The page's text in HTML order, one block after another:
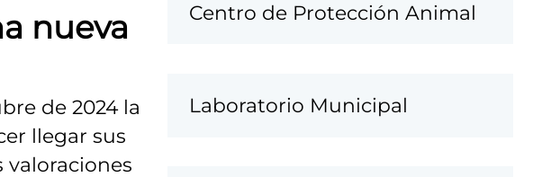
nueva
de 2024 la
llegar sus
valoraciones
Centro de Protección Animal
Laboratorio Municipal